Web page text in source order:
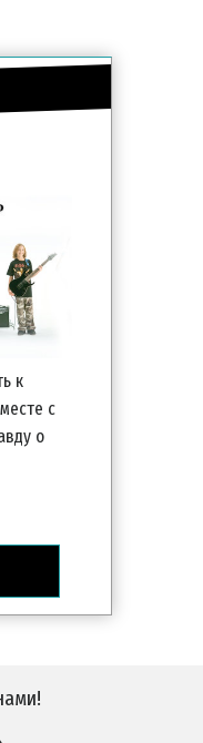
к
с
о